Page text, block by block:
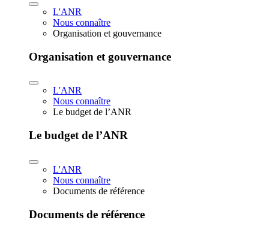
L'ANR
Nous connaître
Organisation et gouvernance
Organisation et gouvernance
L'ANR
Nous connaître
Le budget de l’ANR
Le budget de l’ANR
L'ANR
Nous connaître
Documents de référence
Documents de référence